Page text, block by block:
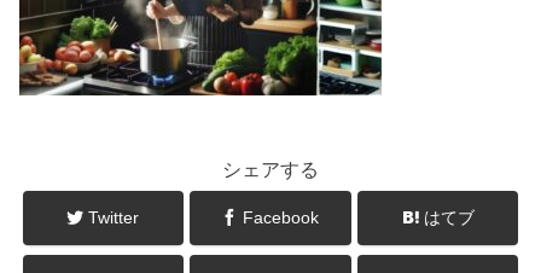
シェアする
Twitter Facebook はてブ